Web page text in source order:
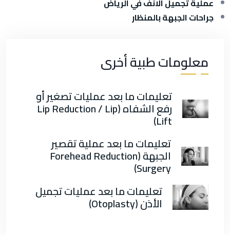
عملية تجميل الانف في الرياض
جراحات الجبهة بالمنظار
معلومات طبية أخرى
تعليمات ما بعد عمليات تصغير أو
رفع الشفاه (Lip Reduction / Lip
Lift)
تعليمات ما بعد عملية تقصير
الجبهة (Forehead Reduction
Surgery)
تعليمات ما بعد عمليات تجميل
الأذن (Otoplasty)